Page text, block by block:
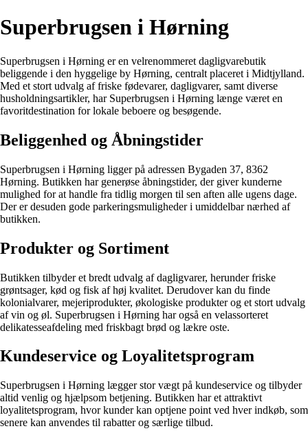
Superbrugsen i Hørning
Superbrugsen i Hørning er en velrenommeret dagligvarebutik
beliggende i den hyggelige by Hørning, centralt placeret i Midtjylland.
Med et stort udvalg af friske fødevarer, dagligvarer, samt diverse
husholdningsartikler, har Superbrugsen i Hørning længe været en
favoritdestination for lokale beboere og besøgende.
Beliggenhed og Åbningstider
Superbrugsen i Hørning ligger på adressen Bygaden 37, 8362
Hørning. Butikken har generøse åbningstider, der giver kunderne
mulighed for at handle fra tidlig morgen til sen aften alle ugens dage.
Der er desuden gode parkeringsmuligheder i umiddelbar nærhed af
butikken.
Produkter og Sortiment
Butikken tilbyder et bredt udvalg af dagligvarer, herunder friske
grøntsager, kød og fisk af høj kvalitet. Derudover kan du finde
kolonialvarer, mejeriprodukter, økologiske produkter og et stort udvalg
af vin og øl. Superbrugsen i Hørning har også en velassorteret
delikatesseafdeling med friskbagt brød og lækre oste.
Kundeservice og Loyalitetsprogram
Superbrugsen i Hørning lægger stor vægt på kundeservice og tilbyder
altid venlig og hjælpsom betjening. Butikken har et attraktivt
loyalitetsprogram, hvor kunder kan optjene point ved hver indkøb, som
senere kan anvendes til rabatter og særlige tilbud.